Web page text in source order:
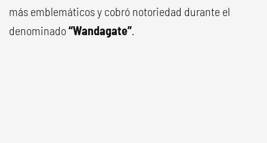
más emblemáticos y cobró notoriedad durante el
denominado“Wandagate”.